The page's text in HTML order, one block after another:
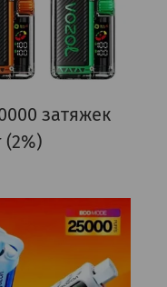
затяжек
(2%)